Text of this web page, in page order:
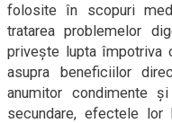
folosite în scopuri
tratarea problemelor
privește lupta împotriva
asupra beneficiilor
anumitor condimente
secundare, efectele